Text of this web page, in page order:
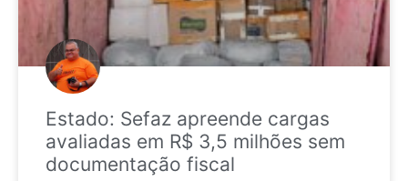
Estado: Sefaz apreende cargas
avaliadas em R$ 3,5 milhões sem
documentação fiscal